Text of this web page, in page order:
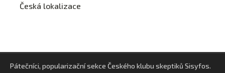
Česká lokalizace
Pátečníci, popularizační sekce Českého klubu skeptiků Sisyfos.